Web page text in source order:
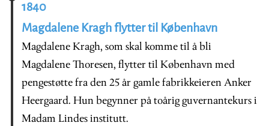
1840
Magdalene Kragh flytter til København
Magdalene Kragh, som skal komme til å bli
Magdalene Thoresen, flytter til København med
pengestøtte fra den 25 år gamle fabrikkeieren Anker
Heergaard. Hun begynner på toårig guvernantekurs i
Madam Lindes institutt.